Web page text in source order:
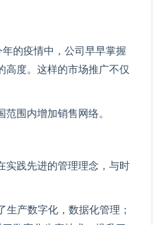
的疫情中，公司早早掌握
高度。这样的市场推广不仅
围内增加销售网络。
实践先进的管理理念，与时
生产数字化，数据化管理；